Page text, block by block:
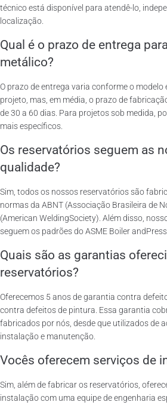
técnico está disponível para atendê-lo,
localização.
Qual é o prazo de entrega
metálico?
O prazo de entrega varia conforme o modelo
projeto, mas, em média, o prazo de
de 30 a 60 dias. Para projetos sob medida,
mais específicos.
Os reservatórios seguem as
qualidade?
Sim, todos os nossos reservatórios são
normas da ABNT (Associação Brasileira de
(American WeldingSociety). Além disso,
seguem os padrões do ASME Boiler
Quais são as garantias
reservatórios?
Oferecemos 5 anos de garantia contra
contra defeitos de pintura. Essa garantia
fabricados por nós, desde que utilizados de
instalação e manutenção.
Vocês oferecem serviços de
Sim, além de fabricar os reservatórios,
instalação com uma equipe de engenharia